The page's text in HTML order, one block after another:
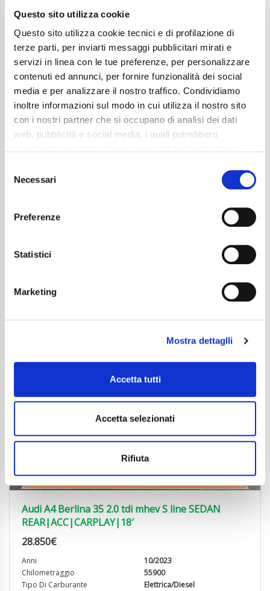
Questo sito utilizza cookie
Questo sito utilizza cookie tecnici e di profilazione di
terze parti, per inviarti messaggi pubblicitari mirati e
servizi in linea con le tue preferenze, per personalizzare
contenuti ed annunci, per fornire funzionalità dei social
media e per analizzare il nostro traffico. Condividiamo
inoltre informazioni sul modo in cui utilizza il nostro sito
con i nostri partner che si occupano di analisi dei dati
web, pubblicità e social media, i quali potrebbero
mera chiusura del banner non comporta l’accettazione
tutti” o selezionando le diverse categorie di cookies
Selection
Necessari
Preferenze
Statistici
Marketing
Mostra dettaglli
Accetta tutti
Accetta selezionati
Rifiuta
Audi A3 Sportback 30 2.0 tdi s-tronic
AUTO|NEOPAT|LED|ACC|CARPLAY
Anni
Cambio
Audi A4 Berlina 35 2.0 tdi mhev S line SEDAN
REAR|ACC|CARPLAY|18′
28.850€
Anni
10/2023
Chilometraggio
55900
Tipo Di Carburante
Elettrica/Diesel